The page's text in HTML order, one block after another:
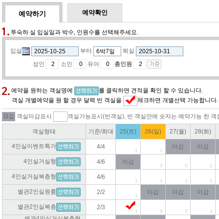
예약하기 예약확인
투숙하 실 입실일과 박수, 인원수를 선택해주세요.
입실 부터
퇴실
성인
소인 유아 총인원
예약을 원하는 객실명에
를 클릭하면 견적을 확인 할 수 있습니다.
객실 개별예약을 원 할 경우 달력 빈 객실을
체크하면 개별선택 가능합니다.
객실마감표시 객실가능표시(빈객실), 빈 객실안에 숫자는 예약가능 한 객
객실형태 기준/최대 25(토) 26(일) 27(월) 28(화)
4인실이벤트특가 4/4
1 1
마감 마감
4인실거실형 4/6 마감
3 3 1
4인실거실복층형 4/6
1 1 1 1
별관2인실원룸 2/2
1
마감 마감 마감
별관2인실복층 2/3
1 4 2 1